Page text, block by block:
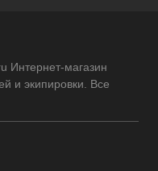
Интернет-магазин
и экипировки. Все